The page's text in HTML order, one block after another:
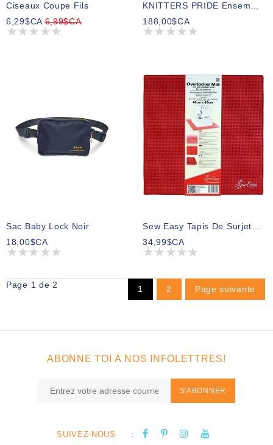
Ciseaux Coupe Fils
6,29$CA6,99$CA
188,00$CA
Sac Baby Lock Noir
18,00$CA
Sew Easy Tapis De Surjeteuse - 40 X 40 Cm (153⁄4po X 153⁄4po)
34,99$CA
Page 1 de 2 1 2 Page suivante
ABONNE TOI À NOS INFOLETTRES!
S'ABONNER
SUIVEZ-NOUS :